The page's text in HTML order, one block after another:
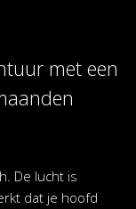
met een
De lucht is
dat je hoofd